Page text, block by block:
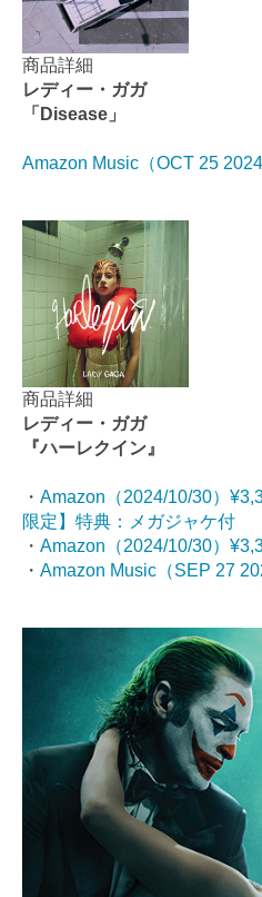
商品詳細
レディー・ガガ
「Disease」
Amazon Music（OCT 25 2024
商品詳細
レディー・ガガ
『ハーレクイン』
・ Amazon（2024/10/30）
限定】特典：メガジャケ付
・ Amazon（2024/10/30）
・ Amazon Music（SEP 27